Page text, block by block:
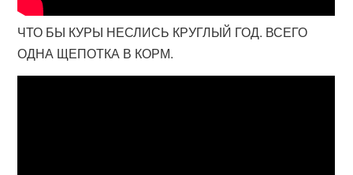
ЧТО БЫ КУРЫ НЕСЛИСЬ КРУГЛЫЙ ГОД. ВСЕГО
ОДНА ЩЕПОТКА В КОРМ.